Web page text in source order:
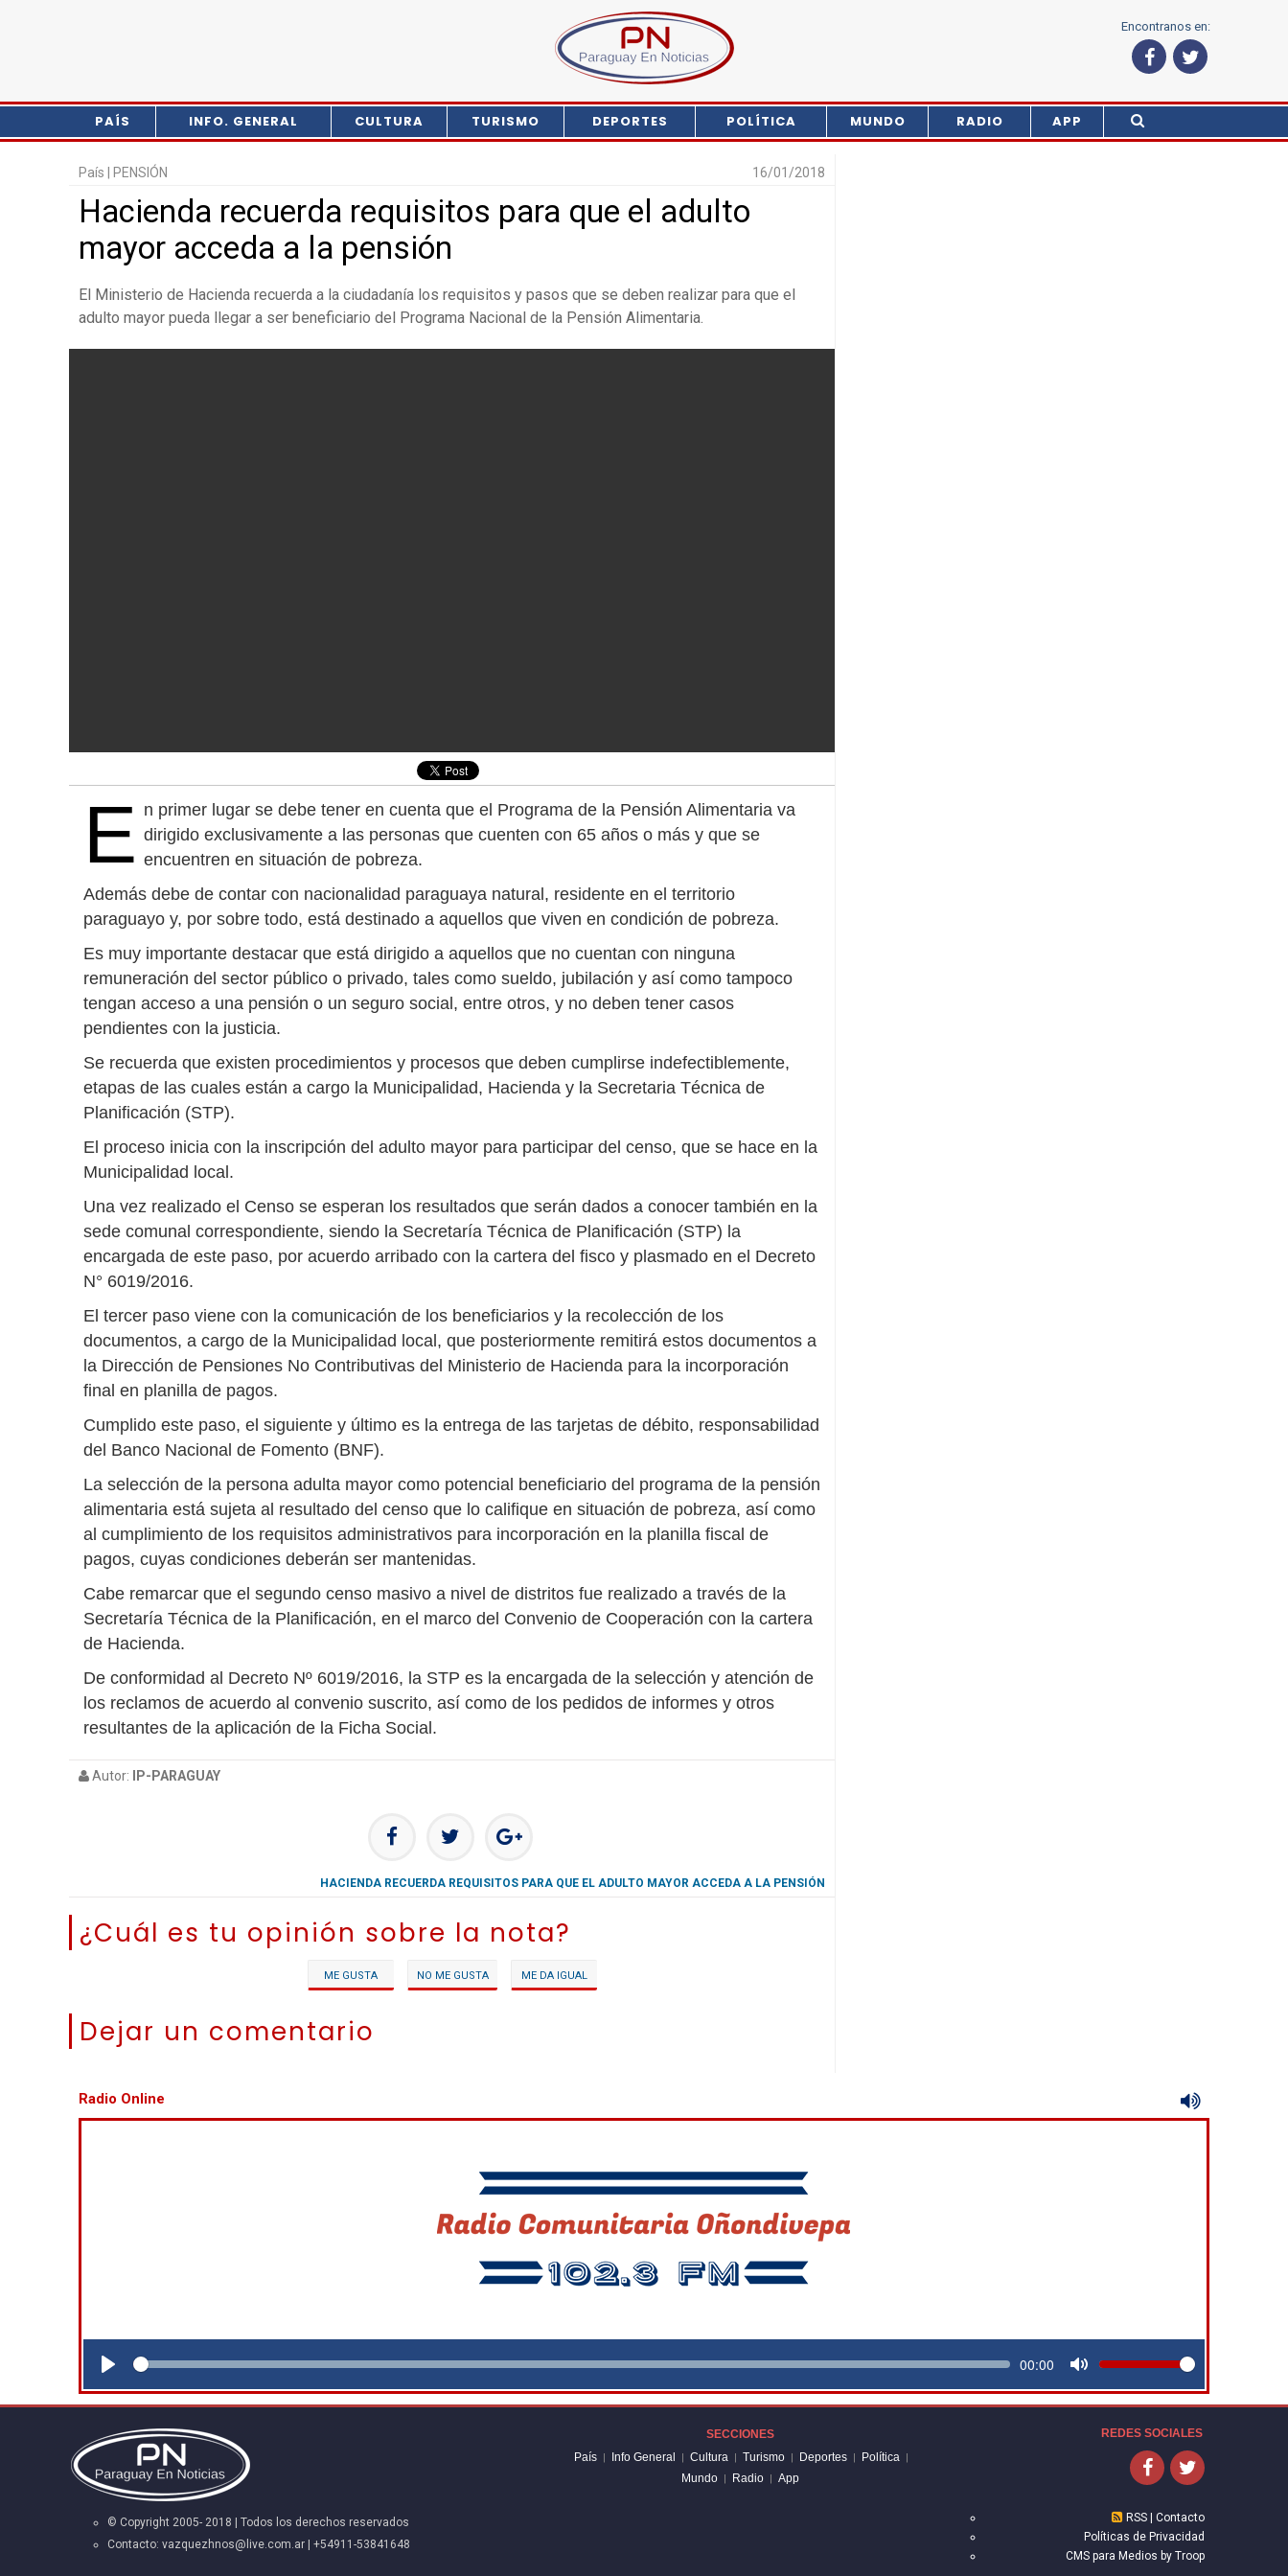
Encontranos en:
PAÍS INFO. GENERAL CULTURA TURISMO DEPORTES POLÍTICA MUNDO RADIO APP
País | PENSIÓN 16/01/2018
Hacienda recuerda requisitos para que el adulto
mayor acceda a la pensión
El Ministerio de Hacienda recuerda a la ciudadanía los requisitos y pasos que se deben realizar para que el
adulto mayor pueda llegar a ser beneficiario del Programa Nacional de la Pensión Alimentaria.
E n primer lugar se debe tener en cuenta que el Programa de la Pensión Alimentaria va
dirigido exclusivamente a las personas que cuenten con 65 años o más y que se
encuentren en situación de pobreza.
Además debe de contar con nacionalidad paraguaya natural, residente en el territorio
paraguayo y, por sobre todo, está destinado a aquellos que viven en condición de pobreza.
Es muy importante destacar que está dirigido a aquellos que no cuentan con ninguna
remuneración del sector público o privado, tales como sueldo, jubilación y así como tampoco
tengan acceso a una pensión o un seguro social, entre otros, y no deben tener casos
pendientes con la justicia.
Se recuerda que existen procedimientos y procesos que deben cumplirse indefectiblemente,
etapas de las cuales están a cargo la Municipalidad, Hacienda y la Secretaria Técnica de
Planificación (STP).
El proceso inicia con la inscripción del adulto mayor para participar del censo, que se hace en la
Municipalidad local.
Una vez realizado el Censo se esperan los resultados que serán dados a conocer también en la
sede comunal correspondiente, siendo la Secretaría Técnica de Planificación (STP) la
encargada de este paso, por acuerdo arribado con la cartera del fisco y plasmado en el Decreto
N° 6019/2016.
El tercer paso viene con la comunicación de los beneficiarios y la recolección de los
documentos, a cargo de la Municipalidad local, que posteriormente remitirá estos documentos a
la Dirección de Pensiones No Contributivas del Ministerio de Hacienda para la incorporación
final en planilla de pagos.
Cumplido este paso, el siguiente y último es la entrega de las tarjetas de débito, responsabilidad
del Banco Nacional de Fomento (BNF).
La selección de la persona adulta mayor como potencial beneficiario del programa de la pensión
alimentaria está sujeta al resultado del censo que lo califique en situación de pobreza, así como
al cumplimiento de los requisitos administrativos para incorporación en la planilla fiscal de
pagos, cuyas condiciones deberán ser mantenidas.
Cabe remarcar que el segundo censo masivo a nivel de distritos fue realizado a través de la
Secretaría Técnica de la Planificación, en el marco del Convenio de Cooperación con la cartera
de Hacienda.
De conformidad al Decreto Nº 6019/2016, la STP es la encargada de la selección y atención de
los reclamos de acuerdo al convenio suscrito, así como de los pedidos de informes y otros
resultantes de la aplicación de la Ficha Social.
Autor: IP-PARAGUAY
HACIENDA RECUERDA REQUISITOS PARA QUE EL ADULTO MAYOR ACCEDA A LA PENSIÓN
¿Cuál es tu opinión sobre la nota?
ME GUSTA NO ME GUSTA ME DA IGUAL
Dejar un comentario
Radio Online
Play
Seek Current
00:00
Mute
Volume
© Copyright 2005- 2018 | Todos los derechos reservados
Contacto: vazquezhnos@live.com.ar | +54911-53841648
SECCIONES
País | Info General | Cultura | Turismo | Deportes | Política |
Mundo | Radio | App
REDES SOCIALES
RSS | Contacto
Políticas de Privacidad
CMS para Medios by Troop